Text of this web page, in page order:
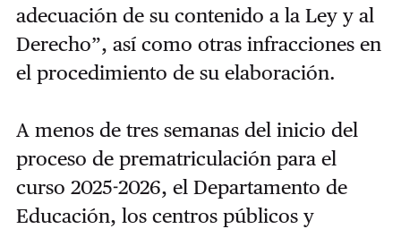
adecuación de su contenido a la Ley y al
Derecho”, así como otras infracciones en
el procedimiento de su elaboración.
A menos de tres semanas del inicio del
proceso de prematriculación para el
curso 2025-2026, el Departamento de
Educación, los centros públicos y